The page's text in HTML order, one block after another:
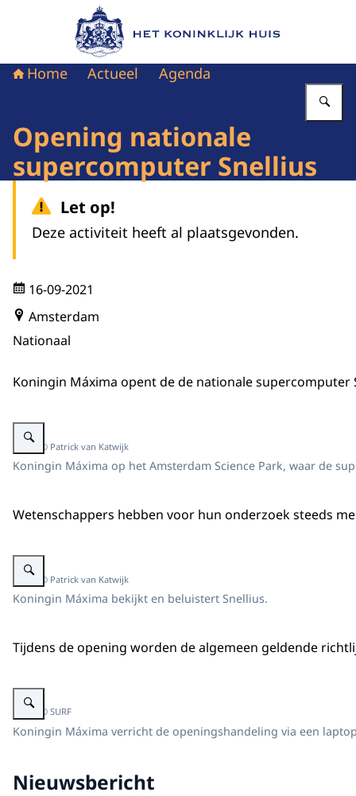
Naar de homepage van Het Koninklijk Huis
Home Actueel Agenda
Opening nationale
supercomputer Snellius
Let op!
Deze activiteit heeft al plaatsgevonden.
16-09-2021
Amsterdam
Nationaal
Koningin Máxima opent de de nationale supercomputer
Vergroot afbeelding Koningin Máxima voor scherm met tekst Snellius.
Beeld: © Patrick van Katwijk
Koningin Máxima op het Amsterdam Science Park, waar de
Wetenschappers hebben voor hun onderzoek steeds
Vergroot afbeelding Koningin kijkt en luistert naar supercomputer.
Beeld: © Patrick van Katwijk
Koningin Máxima bekijkt en beluistert Snellius.
Tijdens de opening worden de algemeen geldende
Vergroot afbeelding Koningin Máxima verricht opening via laptop.
Beeld: © SURF
Koningin Máxima verricht de openingshandeling via een
Nieuwsbericht